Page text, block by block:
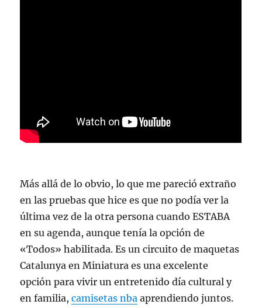
Más allá de lo obvio, lo que me pareció extraño
en las pruebas que hice es que no podía ver la
última vez de la otra persona cuando ESTABA
en su agenda, aunque tenía la opción de
«Todos» habilitada. Es un circuito de maquetas
Catalunya en Miniatura es una excelente
opción para vivir un entretenido día cultural y
en familia,camisetas nba aprendiendo juntos.